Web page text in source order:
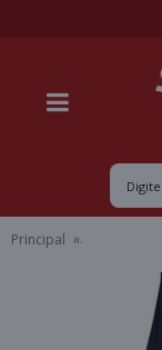
Frete Grátis
Principal